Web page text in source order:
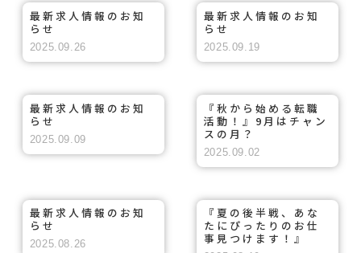
最新求人情報のお知
らせ
2025.09.26
最新求人情報のお知
らせ
2025.09.19
最新求人情報のお知
らせ
2025.09.09
『秋から始める転職
活動！』9月はチャン
スの月？
2025.09.02
最新求人情報のお知
らせ
2025.08.26
『夏の後半戦、あな
たにぴったりのお仕
事見つけます！』